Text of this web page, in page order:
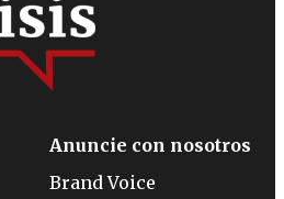
Anuncie con nosotros
Brand Voice